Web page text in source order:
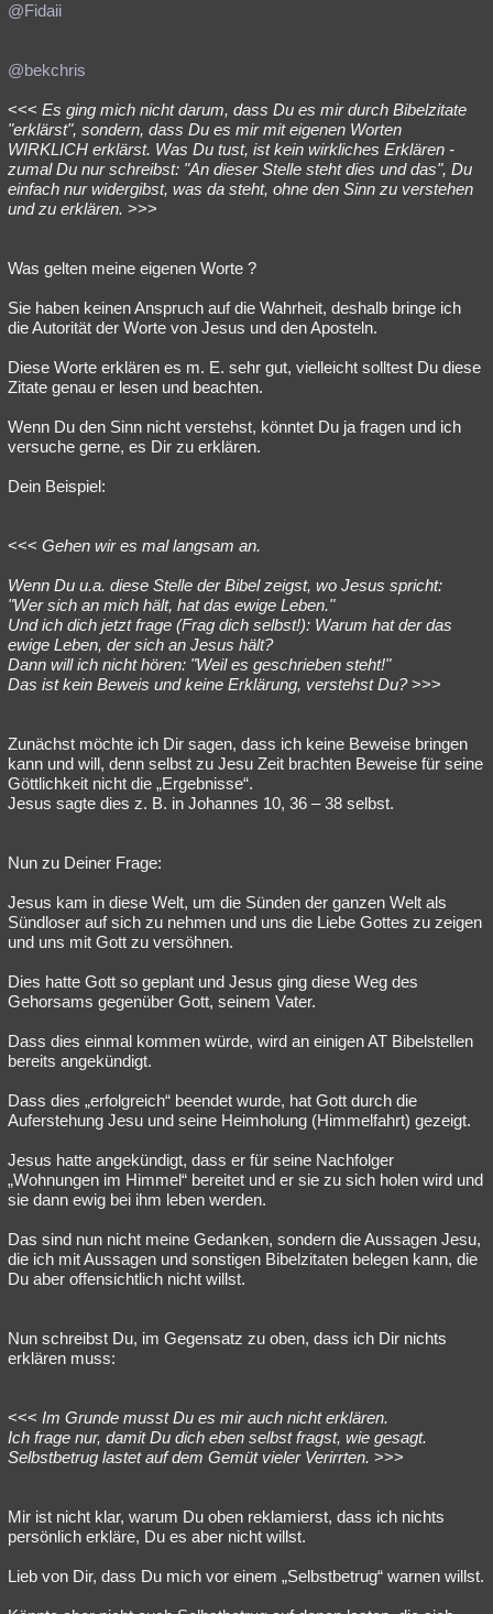
@Fidaii
@bekchris
<<< Es ging mich nicht darum, dass Du es mir durch Bibelzitate
"erklärst", sondern, dass Du es mir mit eigenen Worten
WIRKLICH erklärst. Was Du tust, ist kein wirkliches Erklären -
zumal Du nur schreibst: "An dieser Stelle steht dies und das", Du
einfach nur widergibst, was da steht, ohne den Sinn zu verstehen
und zu erklären. >>>
Was gelten meine eigenen Worte ?
Sie haben keinen Anspruch auf die Wahrheit, deshalb bringe ich
die Autorität der Worte von Jesus und den Aposteln.
Diese Worte erklären es m. E. sehr gut, vielleicht solltest Du diese
Zitate genau er lesen und beachten.
Wenn Du den Sinn nicht verstehst, könntet Du ja fragen und ich
versuche gerne, es Dir zu erklären.
Dein Beispiel:
<<< Gehen wir es mal langsam an.
Wenn Du u.a. diese Stelle der Bibel zeigst, wo Jesus spricht:
"Wer sich an mich hält, hat das ewige Leben."
Und ich dich jetzt frage (Frag dich selbst!): Warum hat der das
ewige Leben, der sich an Jesus hält?
Dann will ich nicht hören: "Weil es geschrieben steht!"
Das ist kein Beweis und keine Erklärung, verstehst Du?>>>
Zunächst möchte ich Dir sagen, dass ich keine Beweise bringen
kann und will, denn selbst zu Jesu Zeit brachten Beweise für seine
Göttlichkeit nicht die „Ergebnisse“.
Jesus sagte dies z. B. in Johannes 10, 36 – 38 selbst.
Nun zu Deiner Frage:
Jesus kam in diese Welt, um die Sünden der ganzen Welt als
Sündloser auf sich zu nehmen und uns die Liebe Gottes zu zeigen
und uns mit Gott zu versöhnen.
Dies hatte Gott so geplant und Jesus ging diese Weg des
Gehorsams gegenüber Gott, seinem Vater.
Dass dies einmal kommen würde, wird an einigen AT Bibelstellen
bereits angekündigt.
Dass dies „erfolgreich“ beendet wurde, hat Gott durch die
Auferstehung Jesu und seine Heimholung (Himmelfahrt) gezeigt.
Jesus hatte angekündigt, dass er für seine Nachfolger
„Wohnungen im Himmel“ bereitet und er sie zu sich holen wird und
sie dann ewig bei ihm leben werden.
Das sind nun nicht meine Gedanken, sondern die Aussagen Jesu,
die ich mit Aussagen und sonstigen Bibelzitaten belegen kann, die
Du aber offensichtlich nicht willst.
Nun schreibst Du, im Gegensatz zu oben, dass ich Dir nichts
erklären muss:
<<< Im Grunde musst Du es mir auch nicht erklären.
Ich frage nur, damit Du dich eben selbst fragst, wie gesagt.
Selbstbetrug lastet auf dem Gemüt vieler Verirrten. >>>
Mir ist nicht klar, warum Du oben reklamierst, dass ich nichts
persönlich erkläre, Du es aber nicht willst.
Lieb von Dir, dass Du mich vor einem „Selbstbetrug“ warnen willst.